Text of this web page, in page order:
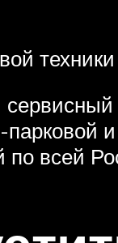
по всей